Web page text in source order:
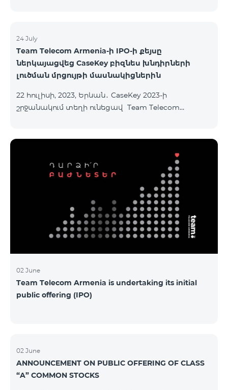
24 July
Team Telecom Armenia-ի IPO-ի քեյսը
ներկայացվեց CaseKey բիզնես խնդիրների
լուծման մրցույթի մասնակիցներին
22 հուլիսի, 2023, Երևան․ CaseKey 2023-ի
շրջանակում տեղի ունեցավ Team Telecom
երիտասարդներ ծանոթացան առաջնային
հրապարակային տեղաբաշխման բոլոր
մանրամասներին ու թիմերին տրամադրվեց
ընկերության զարգացման ռազմավարական
խնդիրը։ Լուծումներ առաջարկելու համար թիմերն
ունենալու են ընդամենը 72 ժամ։ Հաջողություն
մաղթելով մրցույթի մասնակիցներին Team
Telecom Armenia-ի գլխավոր տնօրեն Հայկ
Եսայանը նշեց, որ
02 June
Team Telecom Armenia is undertaking its initial
public offering (IPO)
02 June
ANNOUNCEMENT ON PUBLIC OFFERING OF CLASS
“A” COMMON STOCKS